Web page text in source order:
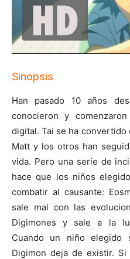
Sinopsis
Han pasado 10 años
conocieron y
digital. Tai se ha
Matt y los otros han
vida. Pero una serie de
hace que los niños
combatir al causante:
sale mal con las
Digimones y sale a la
Cuando un niño elegido
Digimon deja de existir.